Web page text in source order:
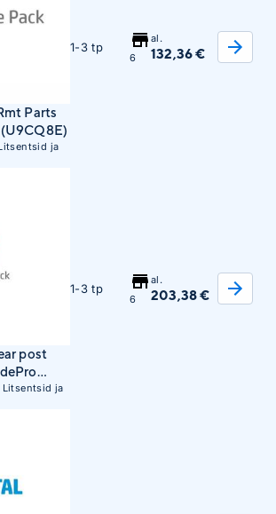
Parts
ja
1-3 tp
6
al.
132,36 €
post
only
Litsentsid ja
1-3 tp
6
al.
203,38 €